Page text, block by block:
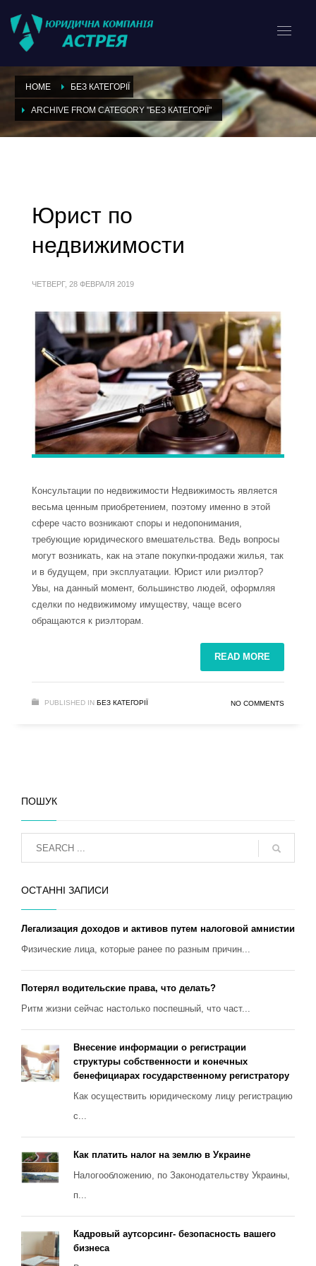
HOME БЕЗ КАТЕГОРІЇ
ARCHIVE FROM CATEGORY "БЕЗ КАТЕГОРІЇ"
Юрист по
недвижимости
ЧЕТВЕРГ, 28 ФЕВРАЛЯ 2019
Консультации по недвижимости Недвижимость является
весьма ценным приобретением, поэтому именно в этой
сфере часто возникают споры и недопонимания,
требующие юридического вмешательства. Ведь вопросы
могут возникать, как на этапе покупки-продажи жилья, так
и в будущем, при эксплуатации. Юрист или риэлтор?
Увы, на данный момент, большинство людей, оформляя
сделки по недвижимому имуществу, чаще всего
обращаются к риэлторам.
READ MORE
PUBLISHED IN БЕЗ КАТЕГОРІЇ NO COMMENTS
ПОШУК
ОСТАННІ ЗАПИСИ
Легализация доходов и активов путем налоговой амнистии
Физические лица, которые ранее по разным причин...
Потерял водительские права, что делать?
Ритм жизни сейчас настолько поспешный, что част...
Внесение информации о регистрации
структуры собственности и конечных
бенефициарах государственному регистратору
Как осуществить юридическому лицу регистрацию
с...
Как платить налог на землю в Украине
Налогообложению, по Законодательству Украины,
п...
Кадровый аутсорсинг- безопасность вашего
бизнеса